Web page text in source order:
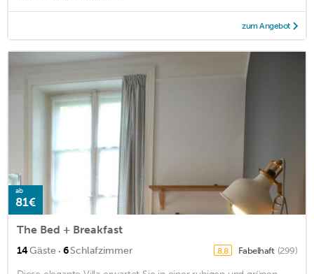
zum Angebot
ab
81€
The Bed + Breakfast
14Gäste · 6Schlafzimmer 8,8 Fabelhaft (299)